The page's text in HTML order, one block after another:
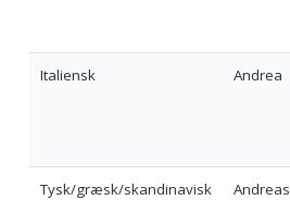
Italiensk Andrea
Tysk/græsk/skandinavisk Andreas